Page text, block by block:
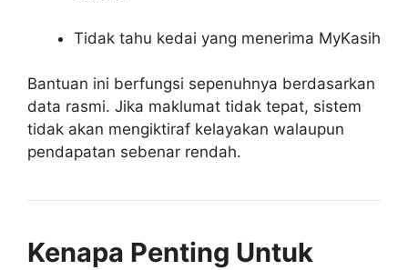
Tidak tahu kedai yang menerima MyKasih
Bantuan ini berfungsi sepenuhnya berdasarkan
data rasmi. Jika maklumat tidak tepat, sistem
tidak akan mengiktiraf kelayakan walaupun
pendapatan sebenar rendah.
Kenapa Penting Untuk